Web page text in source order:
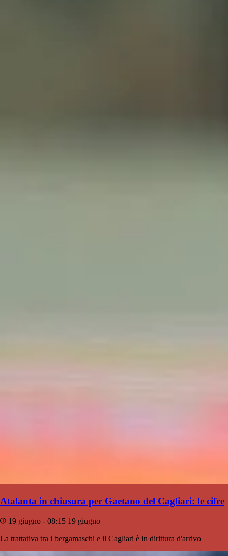
Atalanta in chiusura per Gaetano del Cagliari: le cifre
19 giugno - 08:15 19 giugno
La trattativa tra i bergamaschi e il Cagliari è in dirittura d'arrivo